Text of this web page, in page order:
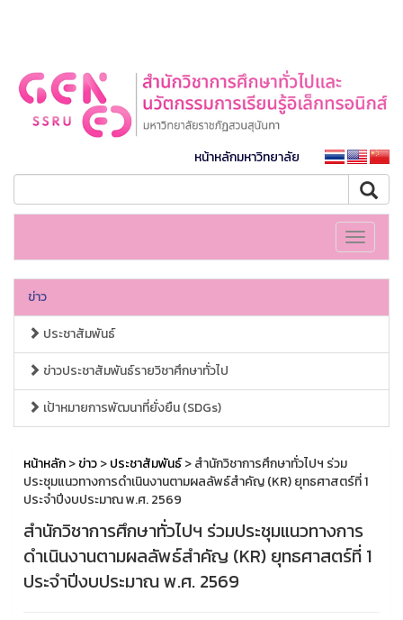
หน้าหลักมหาวิทยาลัย
Toggle
ข่าว
ประชาสัมพันธ์
ข่าวประชาสัมพันธ์รายวิชาศึกษาทั่วไป
เป้าหมายการพัฒนาที่ยั่งยืน (SDGs)
หน้าหลัก>ข่าว>ประชาสัมพันธ์> สำนักวิชาการศึกษาทั่วไปฯ ร่วม
ประชุมแนวทางการดำเนินงานตามผลลัพธ์สำคัญ (KR) ยุทธศาสตร์ที่ 1
ประจำปีงบประมาณ พ.ศ. 2569
สำนักวิชาการศึกษาทั่วไปฯ ร่วมประชุมแนวทางการ
ดำเนินงานตามผลลัพธ์สำคัญ (KR) ยุทธศาสตร์ที่ 1
ประจำปีงบประมาณ พ.ศ. 2569